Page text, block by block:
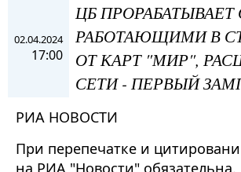
02.04.2024
17:00
ЦБ
РАБОТАЮЩИМИ В
ОТ КАРТ "МИР",
СЕТИ - ПЕРВЫЙ
РИА НОВОСТИ
При перепечатке и